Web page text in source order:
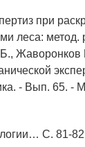
при
леса:
Б.,
- Вып. 65.
С. 81-